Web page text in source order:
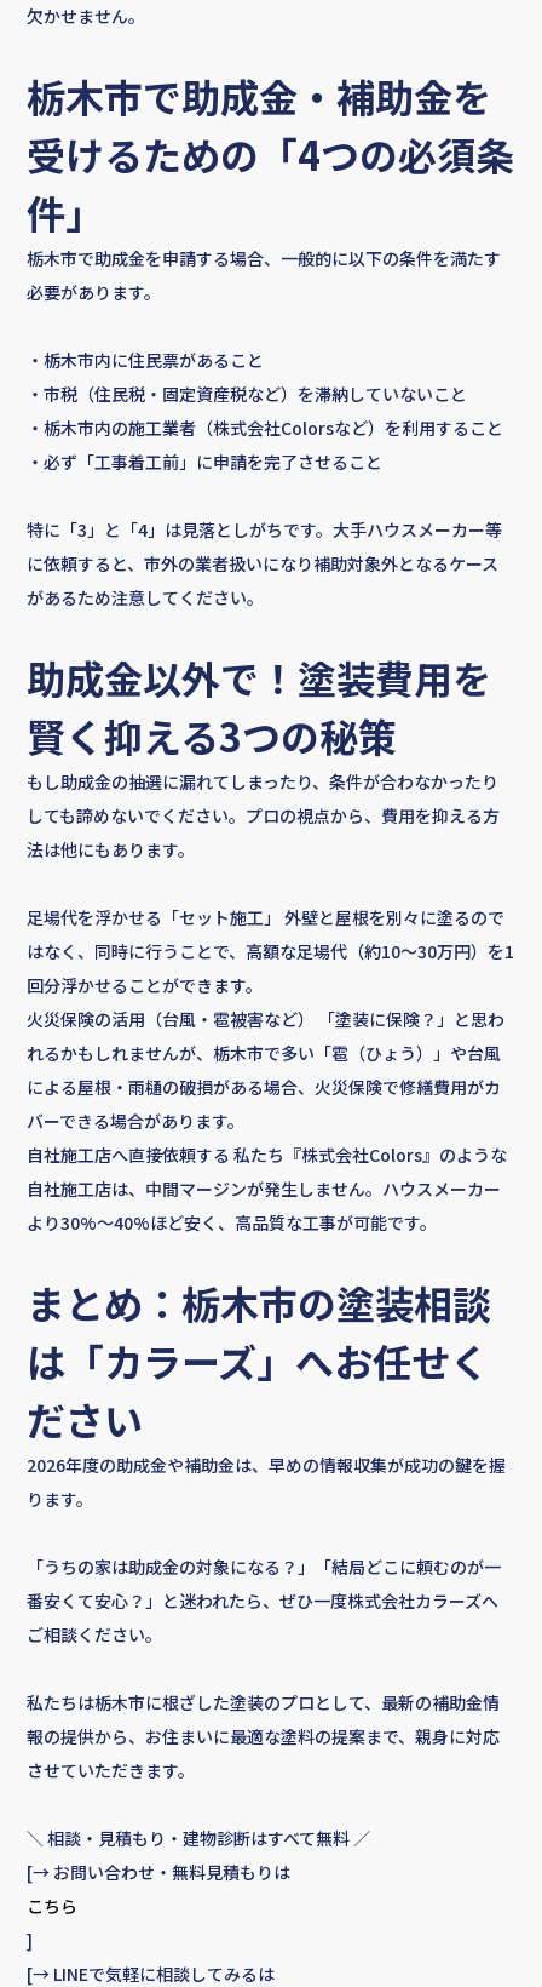
トップページ
外壁塗装
施工事例
お問い合わせ
欠かせません。
栃木市で助成金・補助金を
受けるための「4つの必須条
件」
栃木市で助成金を申請する場合、一般的に以下の条件を満たす
必要があります。
・栃木市内に住民票があること
・市税（住民税・固定資産税など）を滞納していないこと
・栃木市内の施工業者（株式会社Colorsなど）を利用すること
・必ず「工事着工前」に申請を完了させること
特に「3」と「4」は見落としがちです。大手ハウスメーカー等
に依頼すると、市外の業者扱いになり補助対象外となるケース
があるため注意してください。
助成金以外で！塗装費用を
賢く抑える3つの秘策
もし助成金の抽選に漏れてしまったり、条件が合わなかったり
しても諦めないでください。プロの視点から、費用を抑える方
法は他にもあります。
足場代を浮かせる「セット施工」 外壁と屋根を別々に塗るので
はなく、同時に行うことで、高額な足場代（約10〜30万円）を1
回分浮かせることができます。
火災保険の活用（台風・雹被害など） 「塗装に保険？」と思わ
れるかもしれませんが、栃木市で多い「雹（ひょう）」や台風
による屋根・雨樋の破損がある場合、火災保険で修繕費用がカ
バーできる場合があります。
自社施工店へ直接依頼する 私たち『株式会社Colors』のような
自社施工店は、中間マージンが発生しません。ハウスメーカー
より30%〜40%ほど安く、高品質な工事が可能です。
まとめ：栃木市の塗装相談
は「カラーズ」へお任せく
ださい
2026年度の助成金や補助金は、早めの情報収集が成功の鍵を握
ります。
「うちの家は助成金の対象になる？」「結局どこに頼むのが一
番安くて安心？」と迷われたら、ぜひ一度株式会社カラーズへ
ご相談ください。
私たちは栃木市に根ざした塗装のプロとして、最新の補助金情
報の提供から、お住まいに最適な塗料の提案まで、親身に対応
させていただきます。
＼ 相談・見積もり・建物診断はすべて無料 ／
[→ お問い合わせ・無料見積もりは
こちら
]
[→ LINEで気軽に相談してみるは